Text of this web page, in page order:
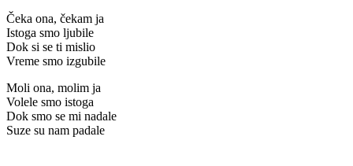
Čeka ona, čekam ja
Istoga smo ljubile
Dok si se ti mislio
Vreme smo izgubile
Moli ona, molim ja
Volele smo istoga
Dok smo se mi nadale
Suze su nam padale